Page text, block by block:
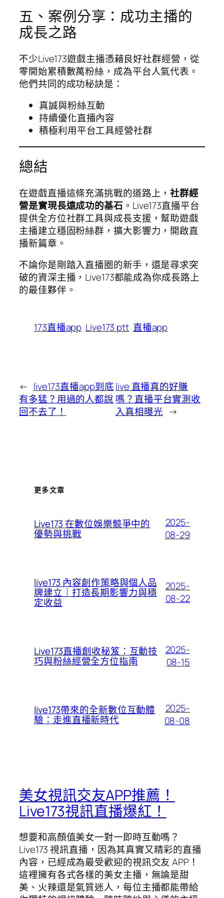
五、案例分享：成功主播的
成長之路
不少Live173遊戲主播憑藉良好社群經營，從
零開始累積數萬粉絲，成為平台人氣代表。
他們共同的成功秘訣是：
真誠與粉絲互動
持續優化直播內容
積極利用平台工具經營社群
總結
在遊戲直播這條充滿挑戰的道路上，社群經
營是實現長遠成功的基石 。Live173直播平台
提供全方位社群工具與成長支援，幫助遊戲
主播建立穩固粉絲群，擴大影響力，開啟直
播新篇章。
不論你是剛踏入直播圈的新手，還是尋求突
破的資深主播，Live173都能成為你成長路上
的最佳夥伴。
173直播app Live173 ptt 直播app
← live173直播app到底
有多猛？用過的人都說
回不去了！
live 直播真的好賺
嗎？直播平台實測收
入真相曝光 →
更多文章
Live173 在數位娛樂競爭中的
優勢與挑戰
2025-
08-29
live173 內容創作策略與個人品
牌建立｜打造長期影響力與穩
定收益
2025-
08-22
Live173直播創收秘笈：互動技
巧與粉絲經營全方位指南
2025-
08-15
live173帶來的全新數位互動體
驗：走進直播新時代
2025-
08-08
美女視訊交友APP推薦！
Live173視訊直播爆紅！
想要和高顏值美女一對一即時互動嗎？
Live173 視訊直播，因為其真實又精彩的直播
內容，已經成為最受歡迎的視訊交友 APP！
這裡擁有各式各樣的美女主播，無論是甜
美、火辣還是氣質迷人，每位主播都能帶給